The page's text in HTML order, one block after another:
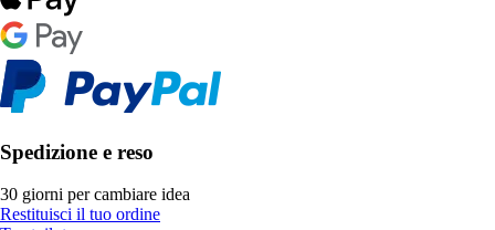
Spedizione e reso
30 giorni per cambiare idea
Restituisci il tuo ordine